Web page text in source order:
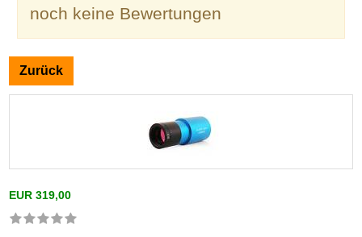
noch keine Bewertungen
Zurück
EUR 319,00